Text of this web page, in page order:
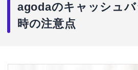
agodaのキャッシュバ
時の注意点